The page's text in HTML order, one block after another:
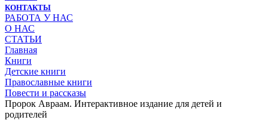
КОНТАКТЫ
РАБОТА У НАС
О НАС
СТАТЬИ
Главная
Книги
Детские книги
Православные книги
Повести и рассказы
Пророк Авраам. Интерактивное издание для детей и
родителей